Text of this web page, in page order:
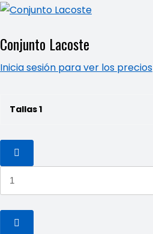
Conjunto Lacoste
Inicia sesión para ver los precios
Tallas 1
Lacoste